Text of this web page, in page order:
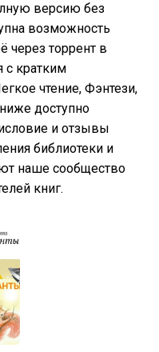
версию без
возможность
через торрент в
с кратким
чтение, Фэнтези,
доступно
и отзывы
библиотеки и
наше сообщество
книг.